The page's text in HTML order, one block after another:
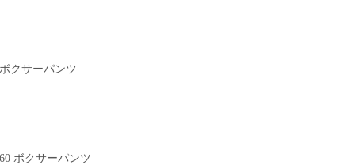
クサーパンツ
ボクサーパンツ